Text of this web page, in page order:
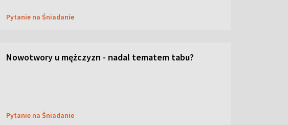
Pytanie na Śniadanie
Nowotwory u mężczyzn - nadal tematem tabu?
Pytanie na Śniadanie